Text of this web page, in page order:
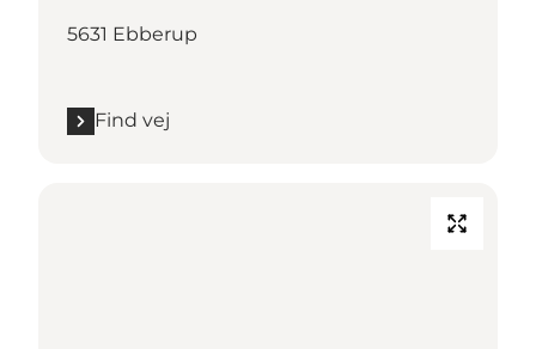
5631 Ebberup
Find vej